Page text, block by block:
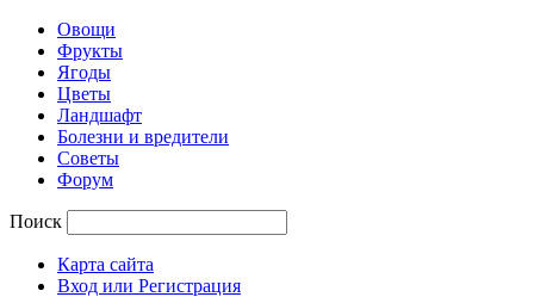
Овощи
Фрукты
Ягоды
Цветы
Ландшафт
Болезни и вредители
Советы
Форум
Поиск
Карта сайта
Вход или Регистрация